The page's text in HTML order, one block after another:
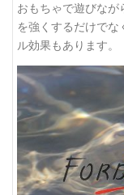
おもちゃで遊びなが
を強くするだけでな
ル効果もあります。